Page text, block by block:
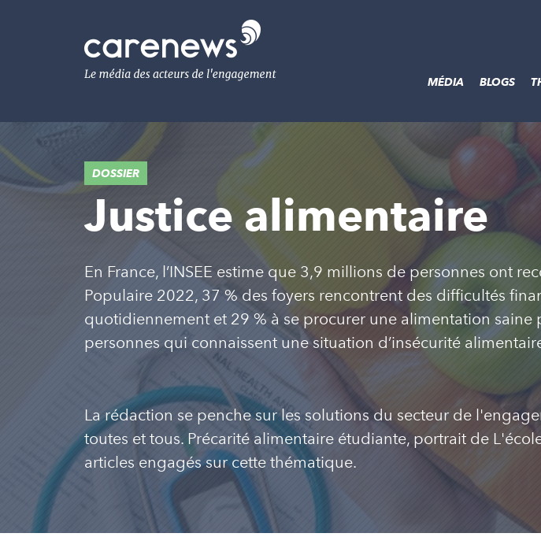
Le
média
de
l'engagement
MÉDIA BLOGS
DOSSIER
Justice alimentaire
En France, l’INSEE estime que 3,9 millions de personnes ont
Populaire 2022, 37 % des foyers rencontrent des difficultés
quotidiennement et 29 % à se procurer une alimentation
personnes qui connaissent une situation d’insécurité
La rédaction se penche sur les solutions du secteur de
toutes et tous. Précarité alimentaire étudiante, portrait de
articles engagés sur cette thématique.